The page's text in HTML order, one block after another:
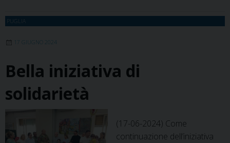
di
a
a
Mare
PUGLIA
17 GIUGNO 2024
Bella iniziativa di
solidarietà
(17-06-2024) Come
continuazione dell’iniziativa